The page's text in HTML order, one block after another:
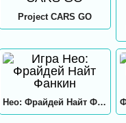
Project CARS GO
Нео: Фрайдей Найт Фанкин